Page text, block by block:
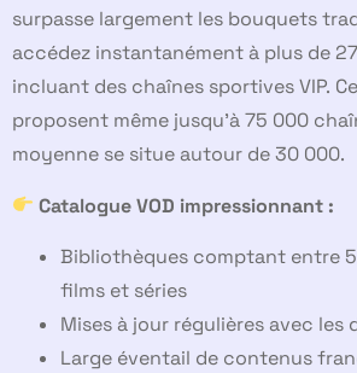
surpasse largement les bouquets
accédez instantanément à plus de
incluant des chaînes sportives VIP.
proposent même jusqu’à 75 000
moyenne se situe autour de 30 000.
Catalogue VOD impressionnant :
Bibliothèques comptant entre
films et séries
Mises à jour régulières avec les
Large éventail de contenus